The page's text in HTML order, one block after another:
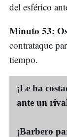
del esférico
Minuto 53:
contrataque
tiempo.
¡Le ha
ante un
¡Barbero